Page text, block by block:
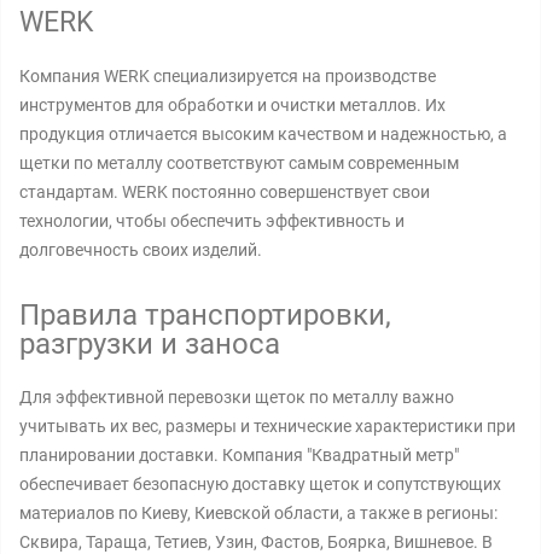
WERK
Компания WERK специализируется на производстве
инструментов для обработки и очистки металлов. Их
продукция отличается высоким качеством и надежностью, а
щетки по металлу соответствуют самым современным
стандартам. WERK постоянно совершенствует свои
технологии, чтобы обеспечить эффективность и
долговечность своих изделий.
Правила транспортировки,
разгрузки и заноса
Для эффективной перевозки щеток по металлу важно
учитывать их вес, размеры и технические характеристики при
планировании доставки. Компания "Квадратный метр"
обеспечивает безопасную доставку щеток и сопутствующих
материалов по Киеву, Киевской области, а также в регионы:
Сквира, Тараща, Тетиев, Узин, Фастов, Боярка, Вишневое. В